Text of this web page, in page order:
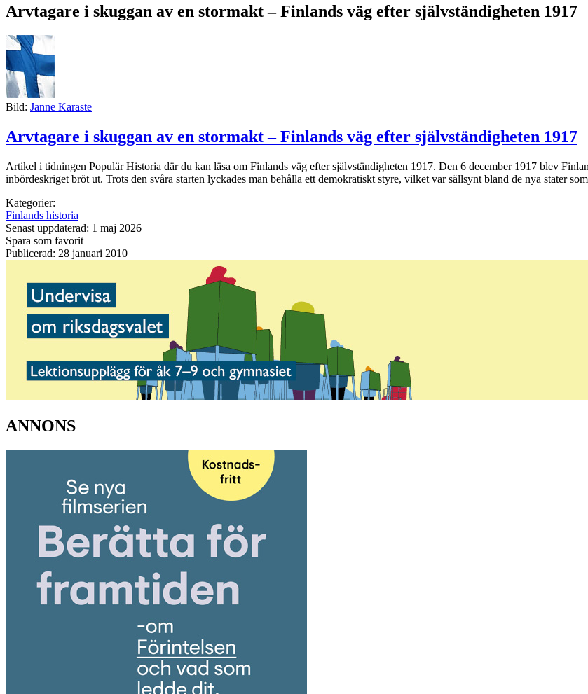
Arvtagare i skuggan av en stormakt – Finlands väg efter självständigheten 1917
Bild: Janne Karaste
Arvtagare i skuggan av en stormakt – Finlands väg efter självständigheten 1917
Artikel i tidningen Populär Historia där du kan läsa om Finlands väg efter självständigheten 1917. Den 6 december 1917 blev
inbördeskriget bröt ut. Trots den svåra starten lyckades man behålla ett demokratiskt styre, vilket var sällsynt bland de nya stater
Kategorier:
Finlands historia
Senast uppdaterad: 1 maj 2026
Spara som favorit
Publicerad: 28 januari 2010
ANNONS